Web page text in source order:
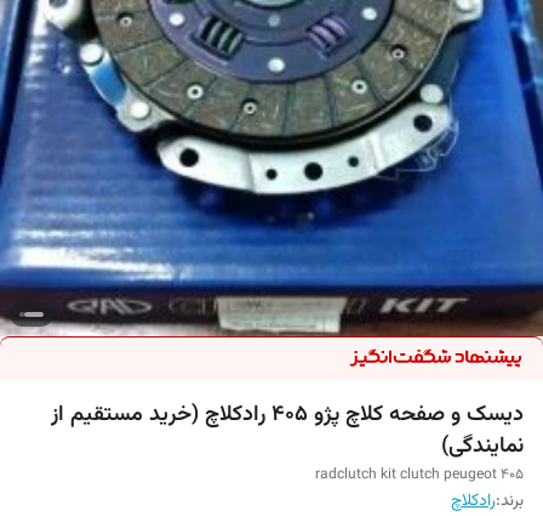
دیسک و صفحه کلاچ پژو 405 رادکلاچ (خرید مستقیم از
نمایندگی)
radclutch kit clutch peugeot 405
برند:رادکلاچ